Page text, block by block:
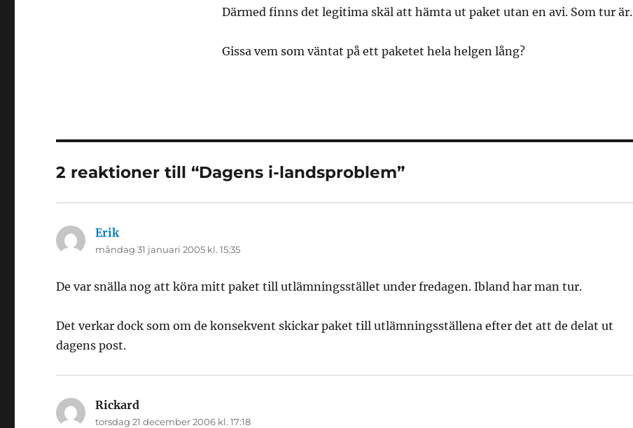
Därmed finns det legitima skäl att hämta ut paket utan en avi. Som tur är.
Gissa vem som väntat på ett paketet hela helgen lång?
2 reaktioner till “Dagens i-landsproblem”
Erikskriver:
måndag 31 januari 2005 kl. 15:35
De var snälla nog att köra mitt paket till utlämningsstället under fredagen. Ibland har man tur.
Det verkar dock som om de konsekvent skickar paket till utlämningsställena efter det att de delat ut
dagens post.
Rickard
torsdag 21 december 2006 kl. 17:18